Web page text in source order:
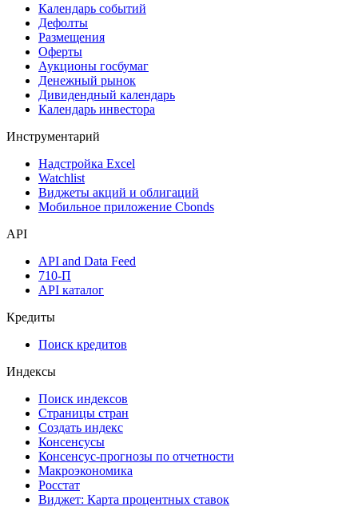
Календарь событий
Дефолты
Размещения
Оферты
Аукционы госбумаг
Денежный рынок
Дивидендный календарь
Календарь инвестора
Инструментарий
Надстройка Excel
Watchlist
Виджеты акций и облигаций
Мобильное приложение Cbonds
API
API and Data Feed
710-П
API каталог
Кредиты
Поиск кредитов
Индексы
Поиск индексов
Страницы стран
Создать индекс
Консенсусы
Консенсус-прогнозы по отчетности
Макроэкономика
Росстат
Виджет: Карта процентных ставок